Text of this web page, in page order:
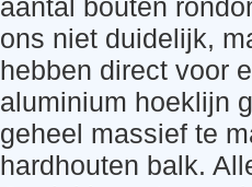
aantal bouten
ons niet duidelijk,
hebben direct voor
aluminium hoeklijn
geheel massief te
hardhouten balk.